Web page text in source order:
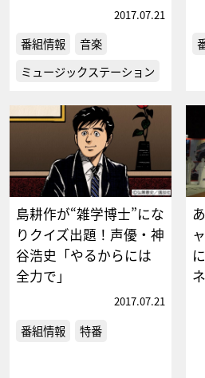
2017.07.21
番組情報
音楽
ミュージックステーション
島耕作が“雑学博士”にな
りクイズ出題！声優・神
谷浩史「やるからには
全力で」
2017.07.21
番組情報 特番